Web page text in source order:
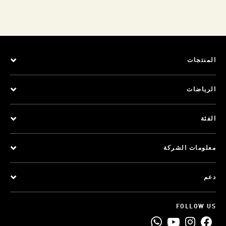
المنتجات
الرياضات
الفئة
معلومات الشركة
دعم
FOLLOW US